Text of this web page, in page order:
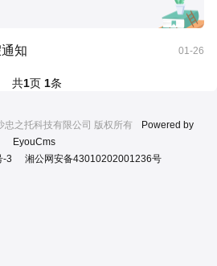
知 01-26
共1页 1条
之托科技有限公司 版权所有
Powered by
EyouCms
-3
湘公网安备43010202001236号